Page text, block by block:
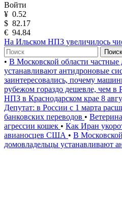
Войти
¥ 0.52
$ 82.17
€ 94.84
На Ильском НПЗ увеличилось
Поиск
• В Московской области частные
устанавливают антидроновые
заинтересовались, почему
рубежом гораздо дешевле, чем в
НПЗ в Краснодарском крае 8
Депутат: в России с 1 марта
банковских переводов •
агрессии кошек • Как Иран
авианосцев США • В
домовладельцы устанавливают